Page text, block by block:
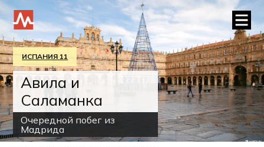
ИСПАНИЯ 11
Авила и
Саламанка
Очередной побег из
Мадрида